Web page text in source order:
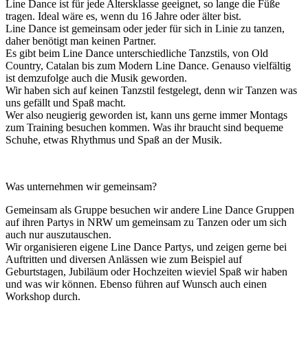
Line Dance ist für jede Altersklasse geeignet, so lange die Füße
tragen. Ideal wäre es, wenn du 16 Jahre oder älter bist.
Line Dance ist gemeinsam oder jeder für sich in Linie zu tanzen,
daher benötigt man keinen Partner.
Es gibt beim Line Dance unterschiedliche Tanzstils, von Old
Country, Catalan bis zum Modern Line Dance. Genauso vielfältig
ist demzufolge auch die Musik geworden.
Wir haben sich auf keinen Tanzstil festgelegt, denn wir Tanzen was
uns gefällt und Spaß macht.
Wer also neugierig geworden ist, kann uns gerne immer Montags
zum Training besuchen kommen. Was ihr braucht sind bequeme
Schuhe, etwas Rhythmus und Spaß an der Musik.
Was unternehmen wir gemeinsam?
Gemeinsam als Gruppe besuchen wir andere Line Dance Gruppen
auf ihren Partys in NRW um gemeinsam zu Tanzen oder um sich
auch nur auszutauschen.
Wir organisieren eigene Line Dance Partys, und zeigen gerne bei
Auftritten und diversen Anlässen wie zum Beispiel auf
Geburtstagen, Jubiläum oder Hochzeiten wieviel Spaß wir haben
und was wir können. Ebenso führen auf Wunsch auch einen
Workshop durch.